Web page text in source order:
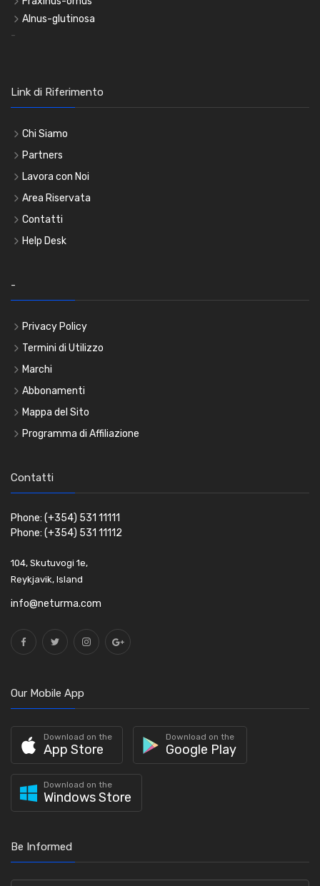
Alnus-glutinosa
-
Link di Riferimento
Chi Siamo
Partners
Lavora con Noi
Area Riservata
Contatti
Help Desk
-
Privacy Policy
Termini di Utilizzo
Marchi
Abbonamenti
Mappa del Sito
Programma di Affiliazione
Contatti
Phone: (+354) 531 11111
Phone: (+354) 531 11112
104, Skutuvogi 1e,
Reykjavik, Island
info@neturma.com
Our Mobile App
Download on the
App Store
Download on the
Google Play
Download on the
Windows Store
Be Informed